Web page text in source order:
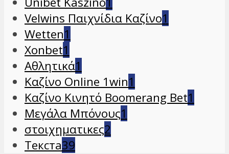
Velwins Παιχνίδια Καζίνο1
Wetten1
Xonbet1
Αθλητικά1
Καζίνο Online 1win1
Καζίνο Κινητό Boomerang Bet1
Μεγάλα Μπόνους1
στοιχηματικες2
Текста39